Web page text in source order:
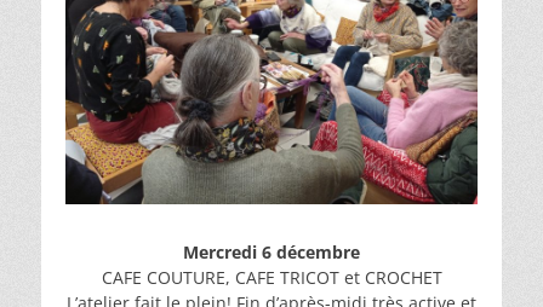
Mercredi 6 décembre
CAFE COUTURE, CAFE TRICOT et CROCHET